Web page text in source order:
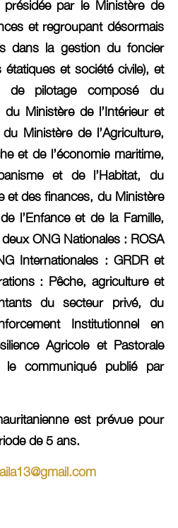
présidée par le Ministère de
et regroupant désormais
dans la gestion du foncier
étatiques et société civile), et
de pilotage composé du
du Ministère de l’Intérieur et
Ministère de l’Agriculture,
et de l’économie maritime,
et de l’Habitat, du
et des finances, du Ministère
l’Enfance et de la Famille,
ONG Nationales : ROSA
Internationales : GRDR et
: Pêche, agriculture et
du secteur privé, du
Institutionnel en
Agricole et Pastorale
le communiqué publié par
est prévue pour
de 5 ans.